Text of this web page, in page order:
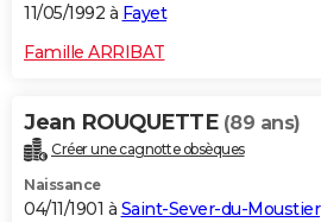
11/05/1992 à Fayet
Famille ARRIBAT
Jean ROUQUETTE (89 ans)
Créer une cagnotte obsèques
Naissance
04/11/1901 à Saint-Sever-du-Moustier